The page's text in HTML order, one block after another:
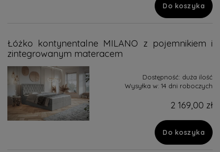
Do koszyka
Łóżko kontynentalne MILANO z pojemnikiem i
zintegrowanym materacem
Dostępność: duża ilość
Wysyłka w: 14 dni roboczych
2 169,00 zł
Do koszyka